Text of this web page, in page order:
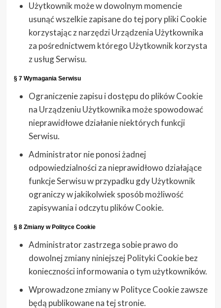
Użytkownik może w dowolnym momencie
usunąć wszelkie zapisane do tej pory pliki Cookie
korzystając z narzędzi Urządzenia Użytkownika
za pośrednictwem którego Użytkownik korzysta
z usług Serwisu.
§ 7 Wymagania Serwisu
Ograniczenie zapisu i dostępu do plików Cookie
na Urządzeniu Użytkownika może spowodować
nieprawidłowe działanie niektórych funkcji
Serwisu.
Administrator nie ponosi żadnej
odpowiedzialności za nieprawidłowo działające
funkcje Serwisu w przypadku gdy Użytkownik
ograniczy w jakikolwiek sposób możliwość
zapisywania i odczytu plików Cookie.
§ 8 Zmiany w Polityce Cookie
Administrator zastrzega sobie prawo do
dowolnej zmiany niniejszej Polityki Cookie bez
konieczności informowania o tym użytkowników.
Wprowadzone zmiany w Polityce Cookie zawsze
będą publikowane na tej stronie.